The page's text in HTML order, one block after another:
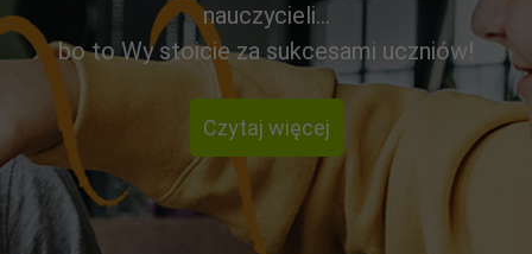
nauczycieli…
bo to Wy stoicie za sukcesami uczniów!
Czytaj więcej